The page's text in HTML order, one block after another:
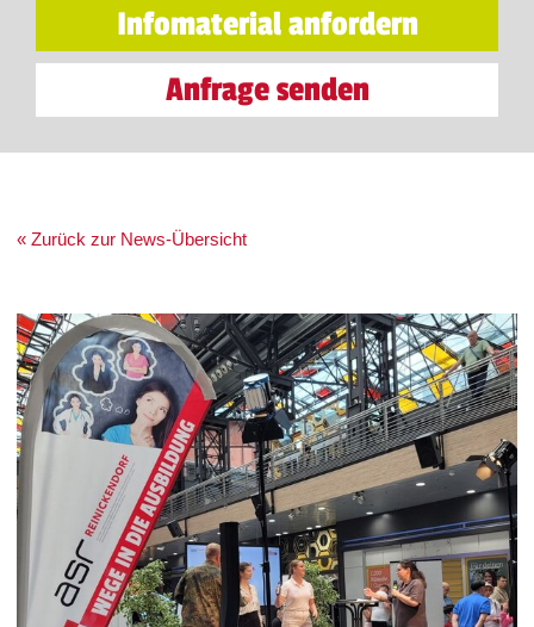
Infomaterial anfordern
Anfrage senden
« Zurück zur News-Übersicht